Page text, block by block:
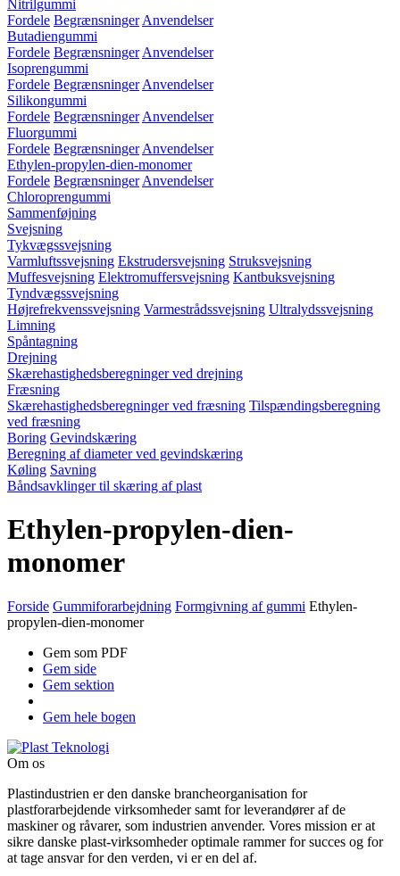
Nitrilgummi
Fordele Begrænsninger Anvendelser
Butadiengummi
Fordele Begrænsninger Anvendelser
Isoprengummi
Fordele Begrænsninger Anvendelser
Silikongummi
Fordele Begrænsninger Anvendelser
Fluorgummi
Fordele Begrænsninger Anvendelser
Ethylen-propylen-dien-monomer
Fordele Begrænsninger Anvendelser
Chloroprengummi
Sammenføjning
Svejsning
Tykvægssvejsning
Varmluftssvejsning Ekstrudersvejsning Struksvejsning
Muffesvejsning Elektromuffersvejsning Kantbuksvejsning
Tyndvægssvejsning
Højrefrekvenssvejsning Varmestrådssvejsning Ultralydssvejsning
Limning
Spåntagning
Drejning
Skærehastighedsberegninger ved drejning
Fræsning
Skærehastighedsberegninger ved fræsning Tilspændingsberegning
ved fræsning
Boring Gevindskæring
Beregning af diameter ved gevindskæring
Køling Savning
Båndsavklinger til skæring af plast
Ethylen-propylen-dien-
monomer
Forside Gummiforarbejdning Formgivning af gummi Ethylen-
propylen-dien-monomer
Gem som PDF
Gem side
Gem sektion
Gem hele bogen
Om os
Plastindustrien er den danske brancheorganisation for
plastforarbejdende virksomheder samt for leverandører af de
maskiner og råvarer, som industrien anvender. Vores mission er at
sikre danske plast-virksomheder optimale rammer for succes og for
at tage ansvar for den verden, vi er en del af.